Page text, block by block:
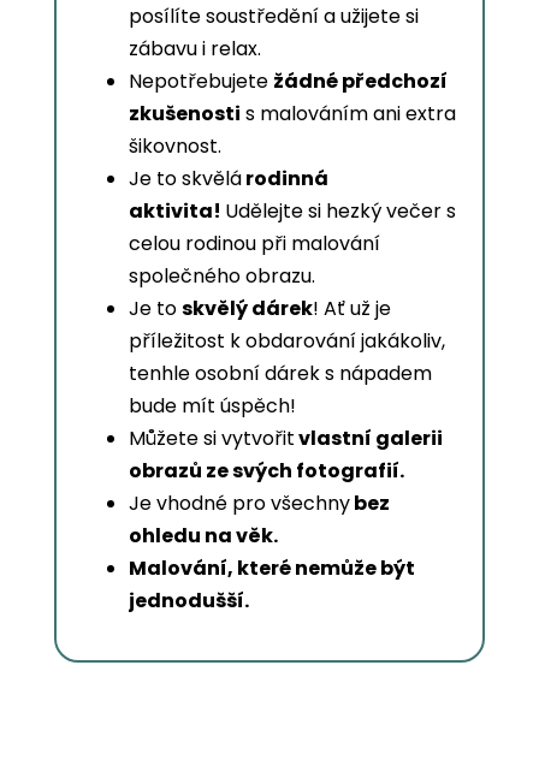
posílíte soustředění a užijete si
zábavu i relax.
Nepotřebujete žádné předchozí
zkušenosti s malováním ani extra
šikovnost.
Je to skvělárodinná
aktivita! Udělejte si hezký večer s
celou rodinou při malování
společného obrazu.
Je toskvělý dárek! Ať už je
příležitost k obdarování jakákoliv,
tenhle osobní dárek s nápadem
bude mít úspěch!
Můžete si vytvořitvlastní galerii
obrazů ze svých fotografií.
Je vhodné pro všechnybez
ohledu na věk.
Malování, které nemůže být
jednodušší.